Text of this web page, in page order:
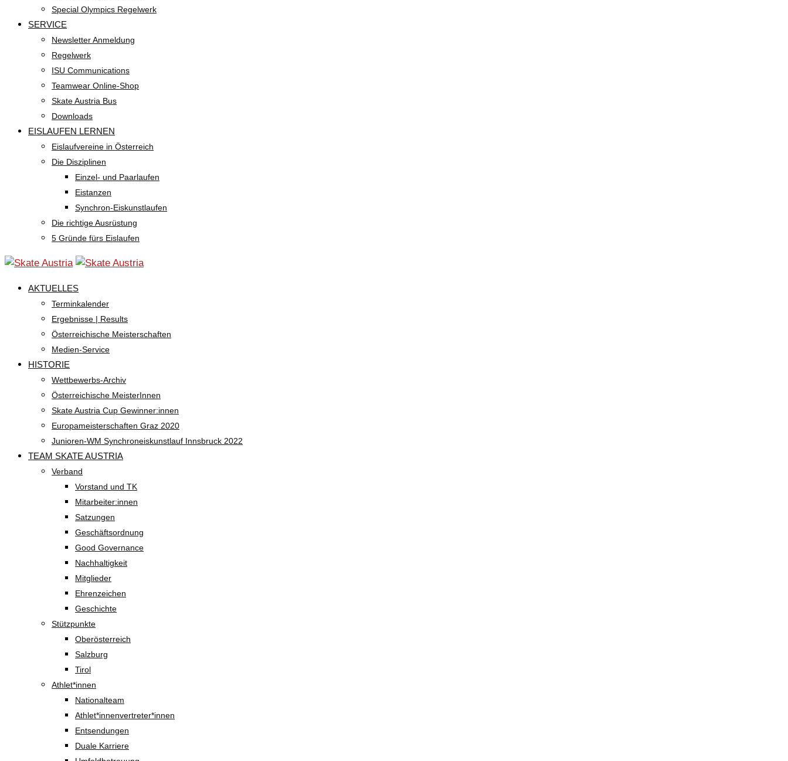
Special Olympics Regelwerk
SERVICE
Newsletter Anmeldung
Regelwerk
ISU Communications
Teamwear Online-Shop
Skate Austria Bus
Downloads
EISLAUFEN LERNEN
Eislaufvereine in Österreich
Die Disziplinen
Einzel- und Paarlaufen
Eistanzen
Synchron-Eiskunstlaufen
Die richtige Ausrüstung
5 Gründe fürs Eislaufen
AKTUELLES
Terminkalender
Ergebnisse | Results
Österreichische Meisterschaften
Medien-Service
HISTORIE
Wettbewerbs-Archiv
Österreichische MeisterInnen
Skate Austria Cup Gewinner:innen
Europameisterschaften Graz 2020
Junioren-WM Synchroneiskunstlauf Innsbruck 2022
TEAM SKATE AUSTRIA
Verband
Vorstand und TK
Mitarbeiter:innen
Satzungen
Geschäftsordnung
Good Governance
Nachhaltigkeit
Mitglieder
Ehrenzeichen
Geschichte
Stützpunkte
Oberösterreich
Salzburg
Tirol
Athlet*innen
Nationalteam
Athlet*innenvertreter*innen
Entsendungen
Duale Karriere